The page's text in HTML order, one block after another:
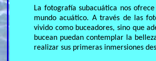
La fotografía subacuática nos
mundo acuático. A través de las
vivido como buceadores, sino que
bucean puedan contemplar la
realizar sus primeras inmersiones